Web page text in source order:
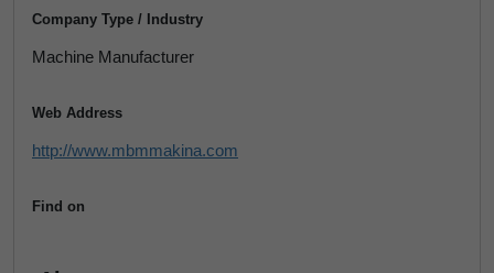
Company Type / Industry
Machine Manufacturer
Web Address
http://www.mbmmakina.com
Find on